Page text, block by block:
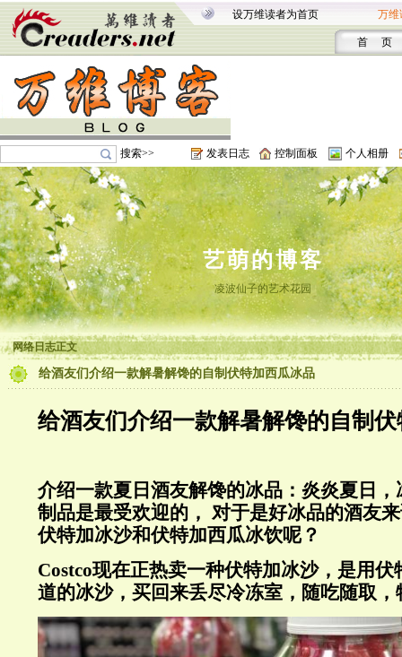
设万维读者为首页 万维
首 页
搜索>> 发表日志 控制面板 个人相册
艺萌的博客
凌波仙子的艺术花园
网络日志正文
给酒友们介绍一款解暑解馋的自制伏特加西瓜冰品
给酒友们介绍一款解暑解馋的自制
介绍一款夏日酒友解馋的冰品：炎炎夏日
制品是最受欢迎的， 对于是好冰品的酒友
伏特加冰沙和伏特加西瓜冰饮呢？
Costco现在正热卖一种伏特加冰沙，是用伏
道的冰沙，买回来丢尽冷冻室，随吃随取，